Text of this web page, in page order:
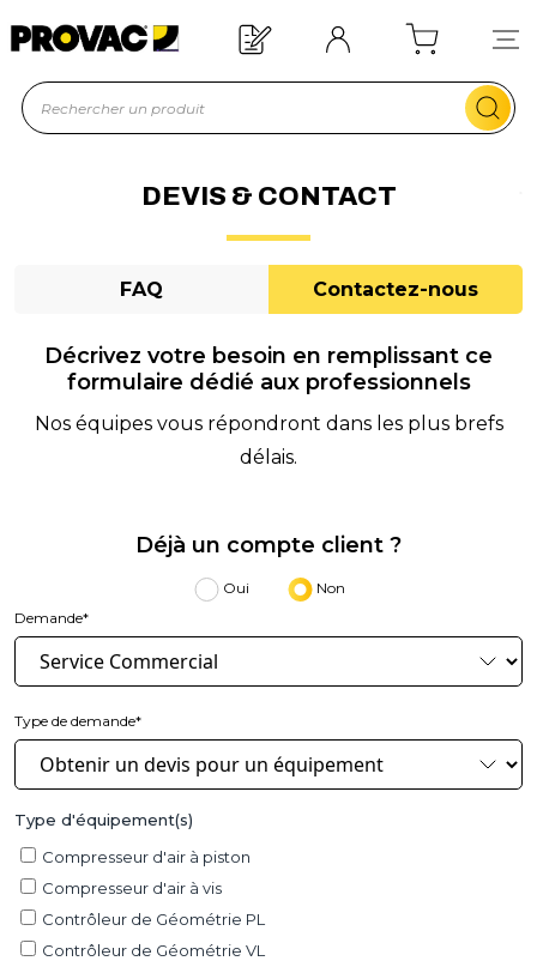
Besoin d'un équipement ?
DEVIS & CONTACT
FAQ Contactez-nous
Décrivez votre besoin en remplissant ce
formulaire dédié aux professionnels
Nos équipes vous répondront dans les plus brefs
délais.
Déjà un compte client ?
Oui
Non
Demande*
Type de demande*